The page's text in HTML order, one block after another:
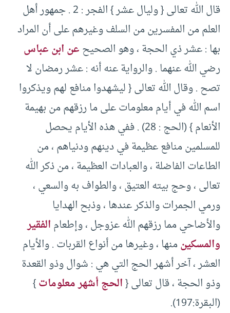
قال الله تعالى { وليال عشر } الفجر : 2 . جمهور أهل
العلم من المفسرين من السلف وغيرهم على أن المراد
بها : عشر ذي الحجة ، وهو الصحيحعن ابن عباس
رضي الله عنهما . والرواية عنه أنه : عشر رمضان لا
تصح . وقال الله تعالى { ليشهدوا منافع لهم ويذكروا
اسم الله في أيام معلومات على ما رزقهم من بهيمة
الأنعام } (الحج : 28) . ففي هذه الأيام يحصل
للمسلمين منافع عظيمة في دينهم ودنياهم ، من
الطاعات الفاضلة ، والعبادات العظيمة ، من ذكر الله
تعالى ، وحج بيته العتيق ، والطواف به والسعي ،
ورمي الجمرات والذكر عندها ، وذبح الهدايا
والأضاحي مما رزقهم الله عزوجل ، وإطعامالفقير
والمسكينمنها ، وغيرها من أنواع القربات . والأيام
العشر ، آخر أشهر الحج التي هي : شوال وذو القعدة
وذو الحجة ، قال تعالى {الحج أشهر معلومات}
(البقرة:197).